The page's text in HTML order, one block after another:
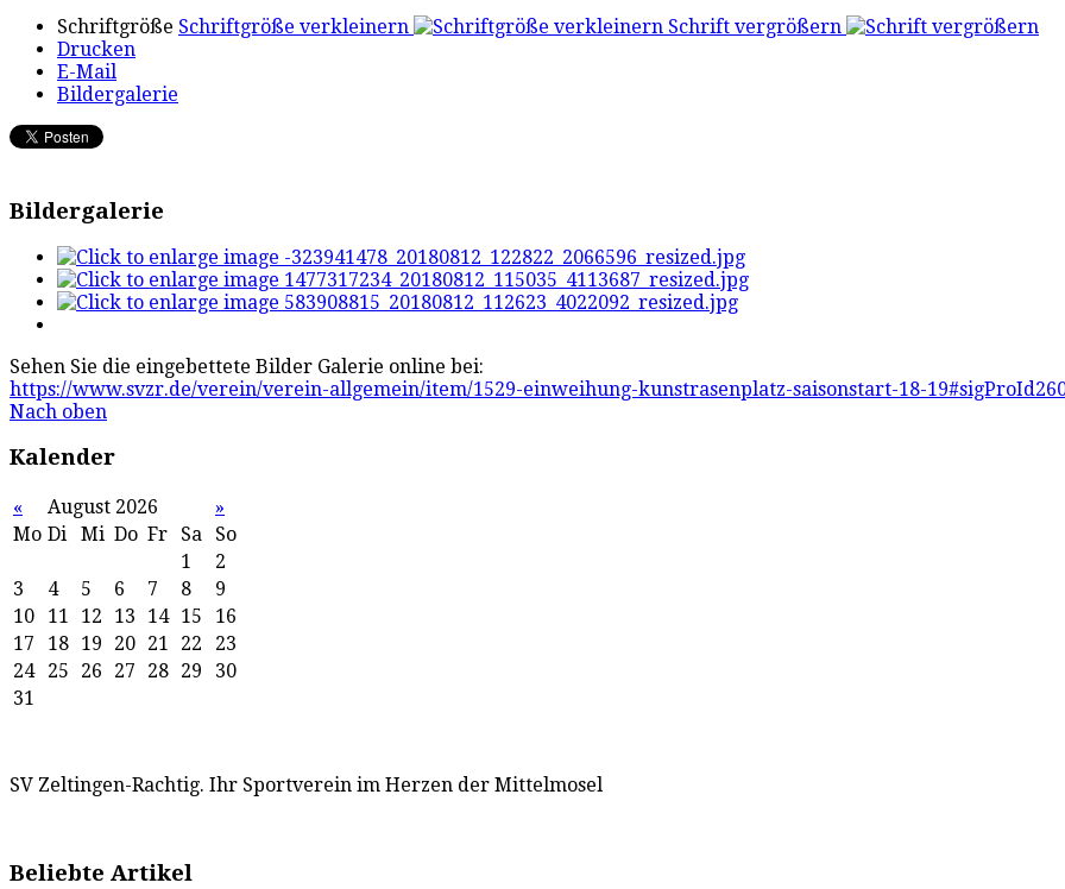
Schriftgröße Schriftgröße verkleinern
Schrift vergrößern
Drucken
E-Mail
Bildergalerie
Bildergalerie
Sehen Sie die eingebettete Bilder Galerie online bei:
https://www.svzr.de/verein/verein-allgemein/item/1529-einweihung-kunstrasenplatz-saisonstart-18-
Nach oben
Kalender
« August 2026
»
Mo Di Mi Do Fr Sa
So
1
2
3
4 5 6 7 8
9
10
11 12 13 14 15
16
17
18 19 20 21 22
23
24
25 26 27 28 29
30
31
SV Zeltingen-Rachtig. Ihr Sportverein im Herzen der Mittelmosel
Beliebte Artikel